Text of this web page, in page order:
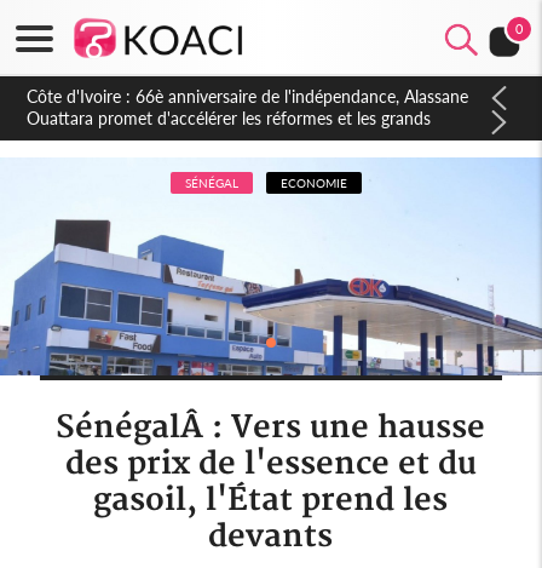
0
Côte d'Ivoire : À Abidjan, Amadou Oury Bah admire le modèle
ivoirien et veut s'en inspirer pour accélérer le développement
de la Guinée
SÉNÉGAL ECONOMIE
SénégalÂ : Vers une hausse
des prix de l'essence et du
gasoil, l'État prend les
devants